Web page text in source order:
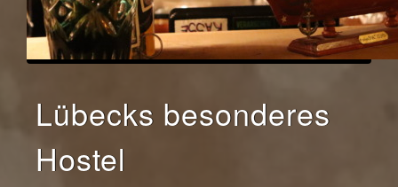
Lübecks besonderes
Hostel